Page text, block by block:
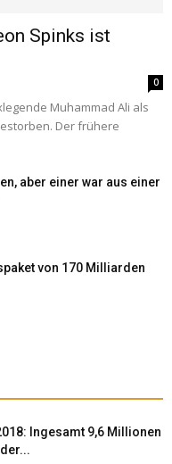
Spinks ist
0
Muhammad Ali als
Der frühere
aber einer war aus einer
von 170 Milliarden
Ingesamt 9,6 Millionen